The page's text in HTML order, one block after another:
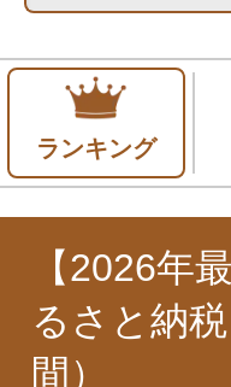
ランキング
【2026年
るさと納
間）